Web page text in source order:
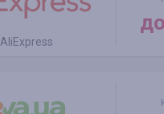
AliExpress